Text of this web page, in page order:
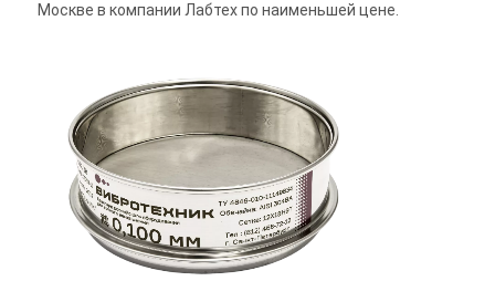
Москве в компании Лабтех по наименьшей цене.